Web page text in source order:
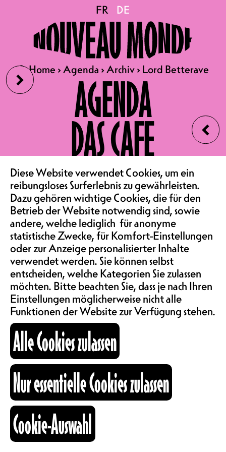
›
‹
FR DE
🔍Home›Agenda ›Archiv› Lord Betterave
AGENDA
DAS CAFE
VEREIN & COMMUNITY
SAALMIETE
ABOS & TARIFE
INFORMATIONEN
KARTOGRAPHIE
SUCHE
fb
+41 26 322 57 67
FR DE
🔍Home›Agenda ›Archiv› Lord Betterave
Lord Betterave
! SOLD OUT ! AUSVERKAUFT !
COMPLET !
18.12.2025
LORD BETTERAVE
NEUE SHOW
STAND-UP | KONZERTSAAL
MEMBER 15.-,
NORMALPREIS 20.-,
EMPFOHLENER PREIS 30.-
In seiner neuen Show zieht der
Freiburger Komiker Lord Betterave
eine voreingenommene und
subjektive Bilanz unserer 300.000
Jahre als Spezies.
DIE VORSTELLUNG IST
AUSVERKAUFT: AN DER
ABENDKASSE SIND KEINE
KARTEN MEHR ERHÄLTLICH.
CH
Lord Betterave
Diese Website verwendet Cookies, um ein
reibungsloses Surferlebnis zu gewährleisten.
Dazu gehören wichtige Cookies, die für den
Betrieb der Website notwendig sind, sowie
andere, welche lediglich für anonyme
statistische Zwecke, für Komfort-Einstellungen
oder zur Anzeige personalisierter Inhalte
verwendet werden. Sie können selbst
entscheiden, welche Kategorien Sie zulassen
möchten. Bitte beachten Sie, dass je nach Ihren
Einstellungen möglicherweise nicht alle
Funktionen der Website zur Verfügung stehen.
Alle Cookies zulassen
Nur essentielle Cookies zulassen
Cookie-Auswahl